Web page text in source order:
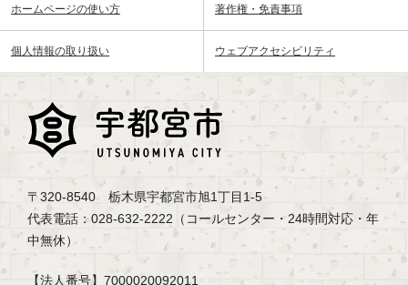
ホームページの使い方 著作権・免責事項
個人情報の取り扱い ウェブアクセシビリティ
〒320-8540 栃木県宇都宮市旭1丁目1-5
代表電話：028-632-2222（コールセンター・24時間対応・年
中無休）
【法人番号】7000020092011